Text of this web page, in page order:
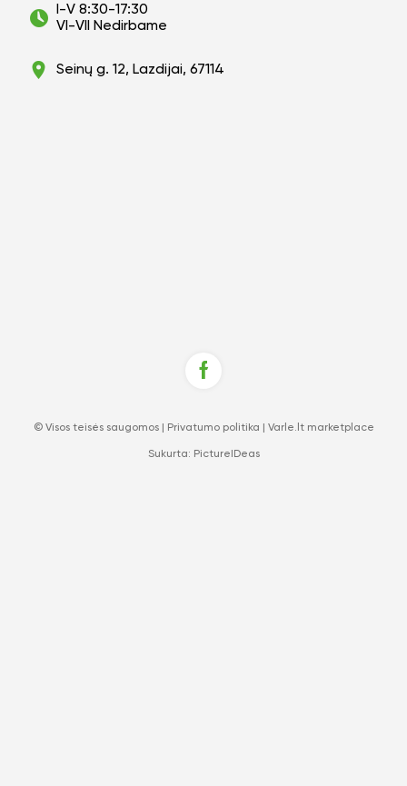
I-V 8:30-17:30
VI-VII Nedirbame
Seinų g. 12, Lazdijai, 67114
© Visos teisės saugomos | Privatumo politika Varle.lt marketplace
Sukurta: PictureIDeas